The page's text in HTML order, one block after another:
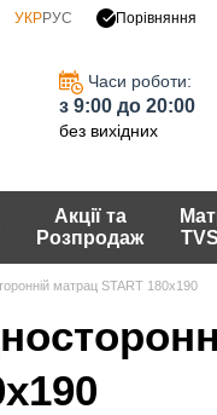
УКРРУС Порівняння
Часи роботи:
з 9:00 до 20:00
без вихідних
Акції та
Розпродаж
матрац START 180х190